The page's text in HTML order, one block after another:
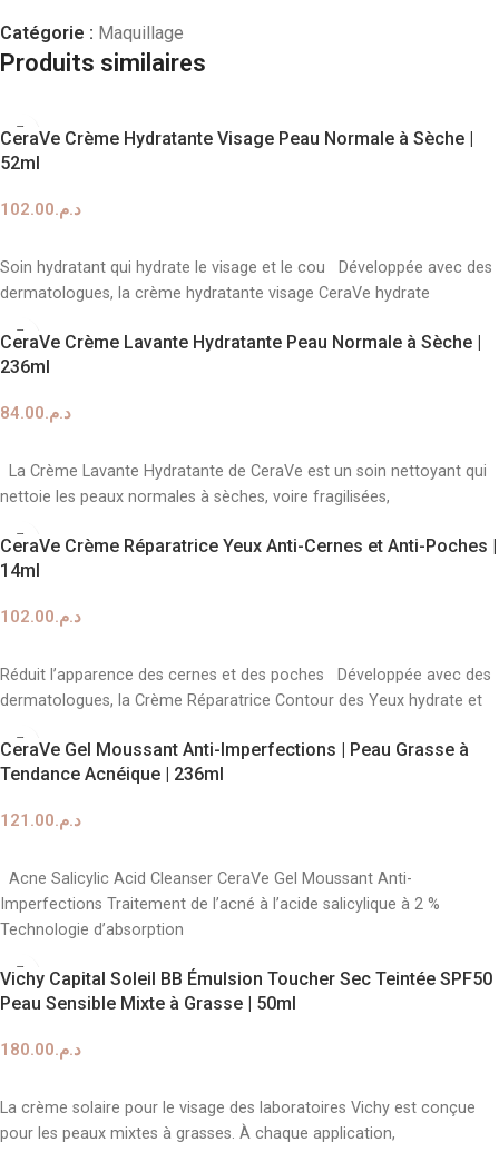
Catégorie : Maquillage
Produits similaires
CeraVe Crème Hydratante Visage Peau Normale à Sèche |
52ml
د.م.102.00
Soin hydratant qui hydrate le visage et le cou Développée avec des
dermatologues, la crème hydratante visage CeraVe hydrate
CeraVe Crème Lavante Hydratante Peau Normale à Sèche |
236ml
د.م.84.00
La Crème Lavante Hydratante de CeraVe est un soin nettoyant qui
nettoie les peaux normales à sèches, voire fragilisées,
CeraVe Crème Réparatrice Yeux Anti-Cernes et Anti-Poches |
14ml
د.م.102.00
Réduit l’apparence des cernes et des poches Développée avec des
dermatologues, la Crème Réparatrice Contour des Yeux hydrate et
CeraVe Gel Moussant Anti-Imperfections | Peau Grasse à
Tendance Acnéique | 236ml
د.م.121.00
Acne Salicylic Acid Cleanser CeraVe Gel Moussant Anti-
Imperfections Traitement de l’acné à l’acide salicylique à 2 %
Technologie d’absorption
Vichy Capital Soleil BB Émulsion Toucher Sec Teintée SPF50
Peau Sensible Mixte à Grasse | 50ml
د.م.180.00
La crème solaire pour le visage des laboratoires Vichy est conçue
pour les peaux mixtes à grasses. À chaque application,